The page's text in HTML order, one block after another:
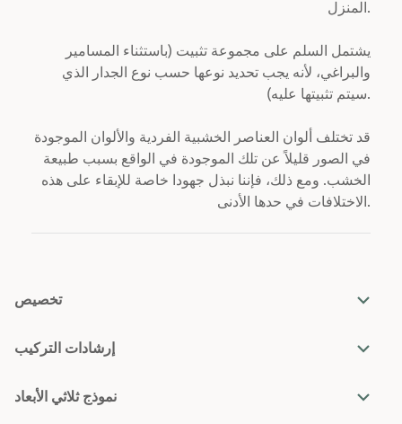
يشتمل السلم على مجموعة تثبيت (باستثناء المسامير
والبراغي، لأنه يجب تحديد نوعها حسب نوع الجدار الذي
قد تختلف ألوان العناصر الخشبية الفردية والألوان الموجودة
في الصور قليلاً عن تلك الموجودة في الواقع بسبب طبيعة
الخشب. ومع ذلك، فإننا نبذل جهودا خاصة للإبقاء على هذه
تخصيص
إرشادات التركيب
نموذج ثلاثي الأبعاد